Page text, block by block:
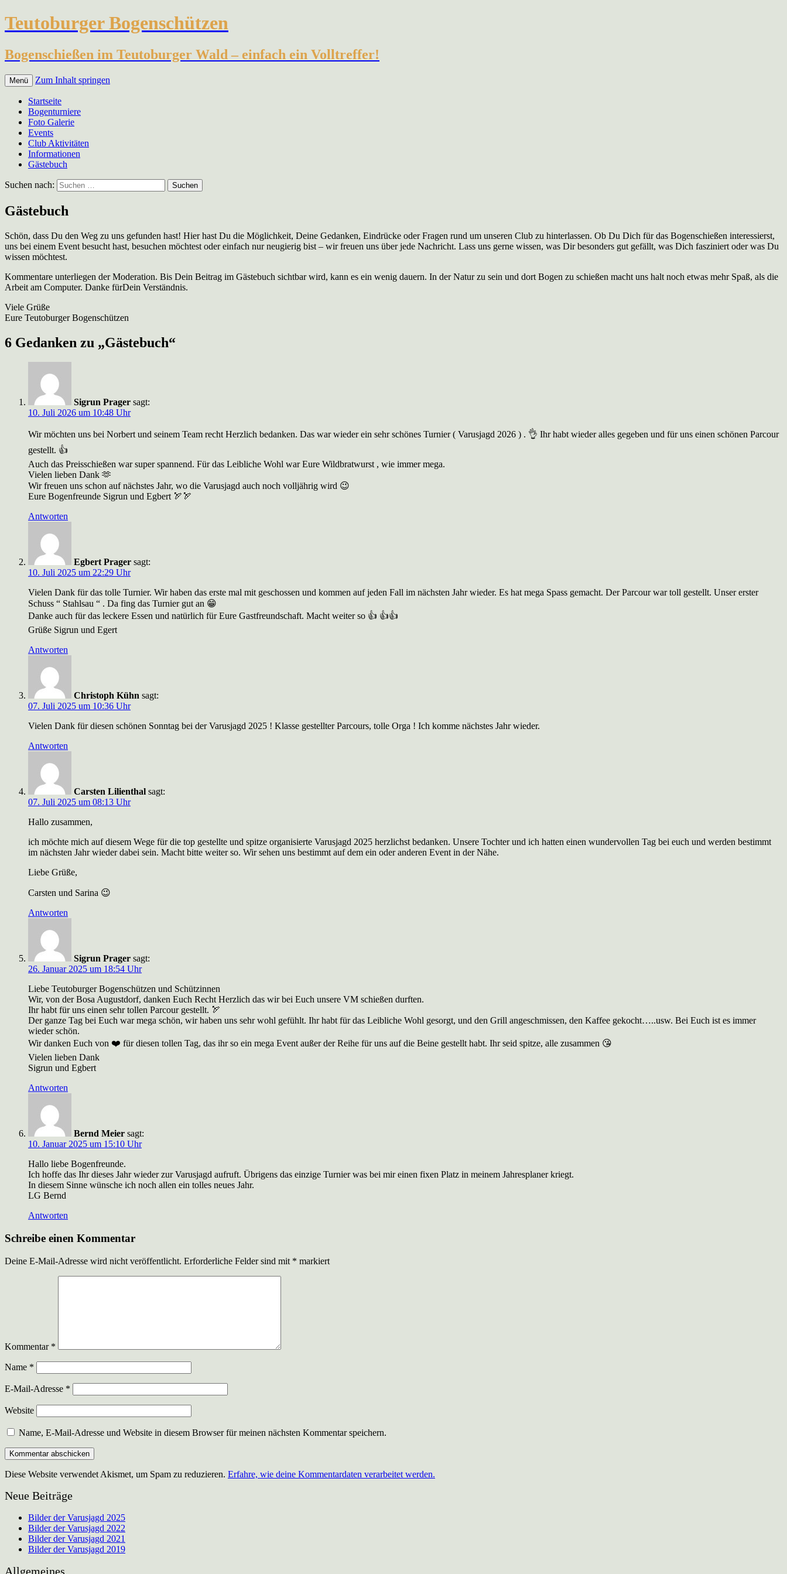
Teutoburger Bogenschützen
Bogenschießen im Teutoburger Wald – einfach ein Volltreffer!
Menü Zum Inhalt springen
Startseite
Bogenturniere
Foto Galerie
Events
Club Aktivitäten
Informationen
Gästebuch
Suchen nach:
Gästebuch
Schön, dass Du den Weg zu uns gefunden hast! Hier hast Du die Möglichkeit, Deine Gedanken, Eindrücke oder Fragen rund um unseren Club zu hinterlassen. Ob Du Dich für das Bogenschießen interessierst,
uns bei einem Event besucht hast, besuchen möchtest oder einfach nur neugierig bist – wir freuen uns über jede Nachricht. Lass uns gerne wissen, was Dir besonders gut gefällt, was Dich fasziniert oder was Du
wissen möchtest.
Kommentare unterliegen der Moderation. Bis Dein Beitrag im Gästebuch sichtbar wird, kann es ein wenig dauern. In der Natur zu sein und dort Bogen zu schießen macht uns halt noch etwas mehr Spaß, als die
Arbeit am Computer. Danke fürDein Verständnis.
Viele Grüße
Eure Teutoburger Bogenschützen
6 Gedanken zu „Gästebuch“
Sigrun Prager sagt:
10. Juli 2026 um 10:48 Uhr
Wir möchten uns bei Norbert und seinem Team recht Herzlich bedanken. Das war wieder ein sehr schönes Turnier ( Varusjagd 2026 ) . 👌 Ihr habt wieder alles gegeben und für uns einen schönen Parcour
gestellt. 👍
Auch das Preisschießen war super spannend. Für das Leibliche Wohl war Eure Wildbratwurst , wie immer mega.
Vielen lieben Dank 🫶
Wir freuen uns schon auf nächstes Jahr, wo die Varusjagd auch noch volljährig wird 😉
Eure Bogenfreunde Sigrun und Egbert 🏹🏹
Antworten
Egbert Prager sagt:
10. Juli 2025 um 22:29 Uhr
Vielen Dank für das tolle Turnier. Wir haben das erste mal mit geschossen und kommen auf jeden Fall im nächsten Jahr wieder. Es hat mega Spass gemacht. Der Parcour war toll gestellt. Unser erster
Schuss “ Stahlsau “ . Da fing das Turnier gut an 😁
Danke auch für das leckere Essen und natürlich für Eure Gastfreundschaft. Macht weiter so 👍 👍👍
Grüße Sigrun und Egert
Antworten
Christoph Kühn sagt:
07. Juli 2025 um 10:36 Uhr
Vielen Dank für diesen schönen Sonntag bei der Varusjagd 2025 ! Klasse gestellter Parcours, tolle Orga ! Ich komme nächstes Jahr wieder.
Antworten
Carsten Lilienthal sagt:
07. Juli 2025 um 08:13 Uhr
Hallo zusammen,
ich möchte mich auf diesem Wege für die top gestellte und spitze organisierte Varusjagd 2025 herzlichst bedanken. Unsere Tochter und ich hatten einen wundervollen Tag bei euch und werden bestimmt
im nächsten Jahr wieder dabei sein. Macht bitte weiter so. Wir sehen uns bestimmt auf dem ein oder anderen Event in der Nähe.
Liebe Grüße,
Carsten und Sarina 😉
Antworten
Sigrun Prager sagt:
26. Januar 2025 um 18:54 Uhr
Liebe Teutoburger Bogenschützen und Schützinnen
Wir, von der Bosa Augustdorf, danken Euch Recht Herzlich das wir bei Euch unsere VM schießen durften.
Ihr habt für uns einen sehr tollen Parcour gestellt. 🏹
Der ganze Tag bei Euch war mega schön, wir haben uns sehr wohl gefühlt. Ihr habt für das Leibliche Wohl gesorgt, und den Grill angeschmissen, den Kaffee gekocht…..usw. Bei Euch ist es immer
wieder schön.
Wir danken Euch von ❤️ für diesen tollen Tag, das ihr so ein mega Event außer der Reihe für uns auf die Beine gestellt habt. Ihr seid spitze, alle zusammen 😘
Vielen lieben Dank
Sigrun und Egbert
Antworten
Bernd Meier sagt:
10. Januar 2025 um 15:10 Uhr
Hallo liebe Bogenfreunde.
Ich hoffe das Ihr dieses Jahr wieder zur Varusjagd aufruft. Übrigens das einzige Turnier was bei mir einen fixen Platz in meinem Jahresplaner kriegt.
In diesem Sinne wünsche ich noch allen ein tolles neues Jahr.
LG Bernd
Antworten
Schreibe einen Kommentar
Deine E-Mail-Adresse wird nicht veröffentlicht. Erforderliche Felder sind mit * markiert
Kommentar *
Name *
E-Mail-Adresse *
Website
Name, E-Mail-Adresse und Website in diesem Browser für meinen nächsten Kommentar speichern.
Diese Website verwendet Akismet, um Spam zu reduzieren. Erfahre, wie deine Kommentardaten verarbeitet werden.
Neue Beiträge
Bilder der Varusjagd 2025
Bilder der Varusjagd 2022
Bilder der Varusjagd 2021
Bilder der Varusjagd 2019
Allgemeines